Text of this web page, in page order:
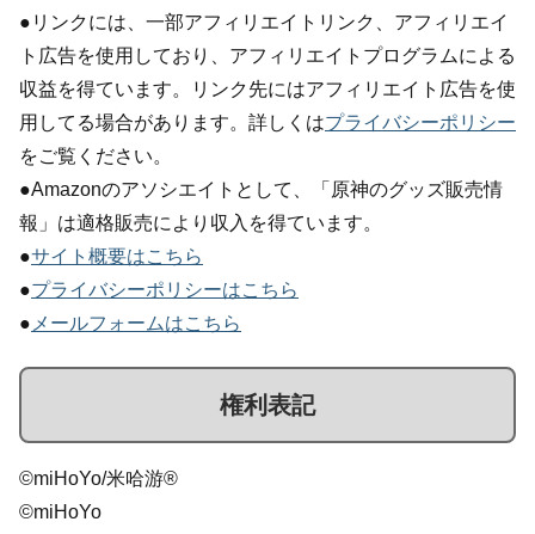
●リンクには、一部アフィリエイトリンク、アフィリエイ
ト広告を使用しており、アフィリエイトプログラムによる
収益を得ています。リンク先にはアフィリエイト広告を使
用してる場合があります。詳しくはプライバシーポリシー
をご覧ください。
●Amazonのアソシエイトとして、「原神のグッズ販売情
報」は適格販売により収入を得ています。
●サイト概要はこちら
●プライバシーポリシーはこちら
● メールフォームはこちら
権利表記
©miHoYo/米哈游®
©miHoYo